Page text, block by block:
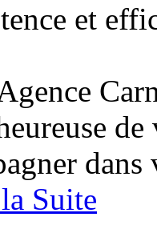
et
Suite